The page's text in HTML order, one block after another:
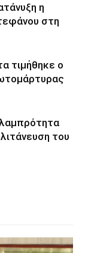
η
στη
τιμήθηκε ο
του